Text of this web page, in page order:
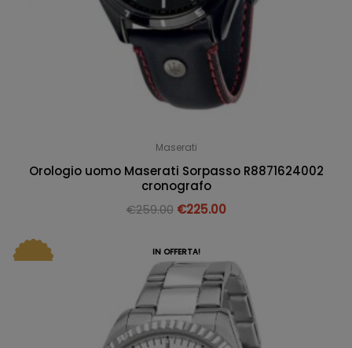
Maserati
Orologio uomo Maserati Sorpasso R8871624002
cronografo
€259.00 €225.00
IN OFFERTA!